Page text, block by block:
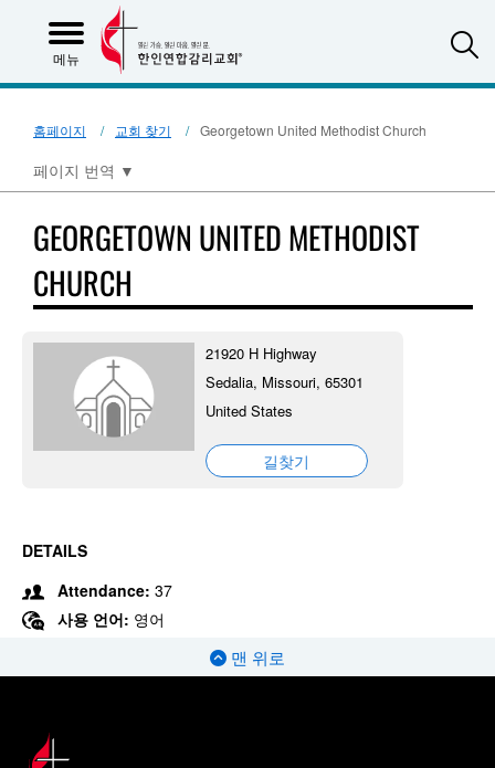
메뉴
홈페이지 교회 찾기 Georgetown United Methodist Church
페이지 번역 ▼
GEORGETOWN UNITED METHODIST
CHURCH
21920 H Highway
Sedalia, Missouri, 65301
United States
길찾기
DETAILS
Attendance: 37
사용 언어: 영어
맨 위로